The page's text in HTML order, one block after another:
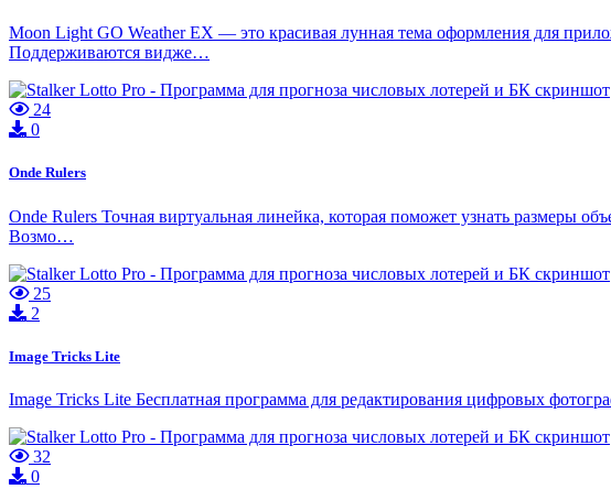
Moon Light GO Weather EX — это красивая лунная тема оформления для
Поддерживаются видже…
24
0
Onde Rulers
Onde Rulers Точная виртуальная линейка, которая поможет узнать размеры
Возмо…
25
2
Image Tricks Lite
Image Tricks Lite Бесплатная программа для редактирования цифровых
32
0